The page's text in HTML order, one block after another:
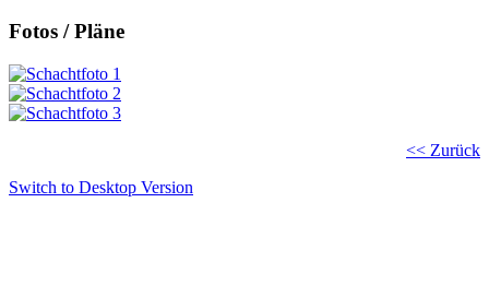
Fotos / Pläne
<< Zurück
Switch to Desktop Version